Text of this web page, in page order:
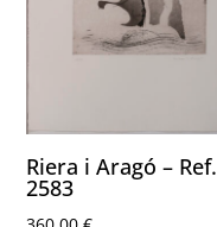
Riera i Aragó – Ref.
2583